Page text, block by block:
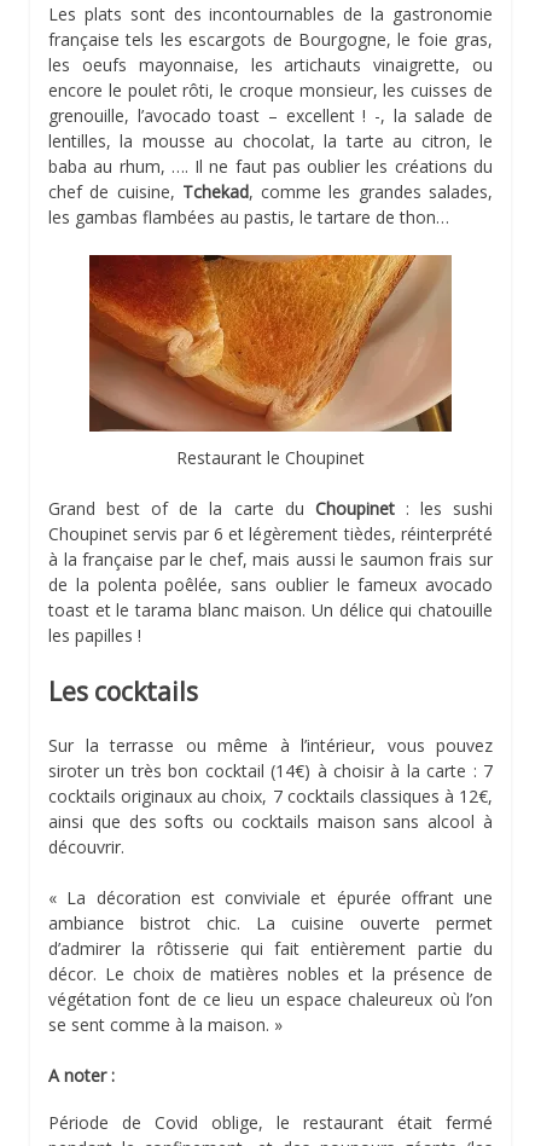
Les plats sont des incontournables de la gastronomie
française tels les escargots de Bourgogne, le foie gras,
les oeufs mayonnaise, les artichauts vinaigrette, ou
encore le poulet rôti, le croque monsieur, les cuisses de
grenouille, l’avocado toast – excellent ! -, la salade de
lentilles, la mousse au chocolat, la tarte au citron, le
baba au rhum, …. Il ne faut pas oublier les créations du
chef de cuisine, Tchekad, comme les grandes salades,
les gambas flambées au pastis, le tartare de thon…
Restaurant le Choupinet
Grand best of de la carte du Choupinet: les sushi
Choupinet servis par 6 et légèrement tièdes, réinterprété
à la française par le chef, mais aussi le saumon frais sur
de la polenta poêlée, sans oublier le fameux avocado
toast et le tarama blanc maison. Un délice qui chatouille
les papilles !
Les cocktails
Sur la terrasse ou même à l’intérieur, vous pouvez
siroter un très bon cocktail (14€) à choisir à la carte : 7
cocktails originaux au choix, 7 cocktails classiques à 12€,
ainsi que des softs ou cocktails maison sans alcool à
découvrir.
« La décoration est conviviale et épurée offrant une
ambiance bistrot chic. La cuisine ouverte permet
d’admirer la rôtisserie qui fait entièrement partie du
décor. Le choix de matières nobles et la présence de
végétation font de ce lieu un espace chaleureux où l’on
se sent comme à la maison. »
A noter :
Période de Covid oblige, le restaurant était fermé